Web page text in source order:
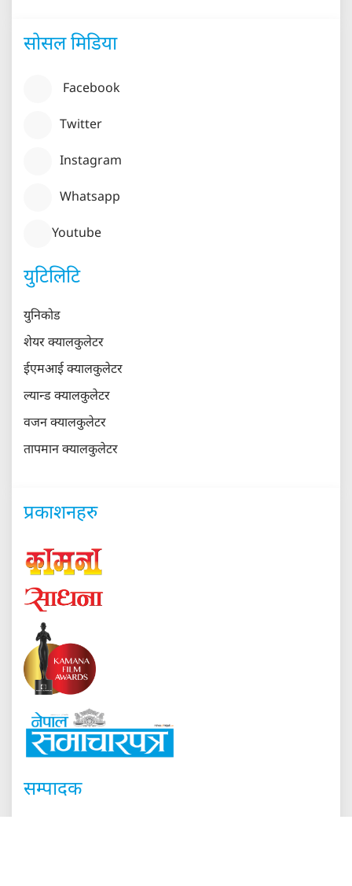
सोसल मिडिया
Facebook
Twitter
Instagram
Whatsapp
Youtube
युटिलिटि
युनिकोड
शेयर क्यालकुलेटर
ईएमआई क्यालकुलेटर
ल्यान्ड क्यालकुलेटर
वजन क्यालकुलेटर
तापमान क्यालकुलेटर
प्रकाशनहरु
सम्पादक